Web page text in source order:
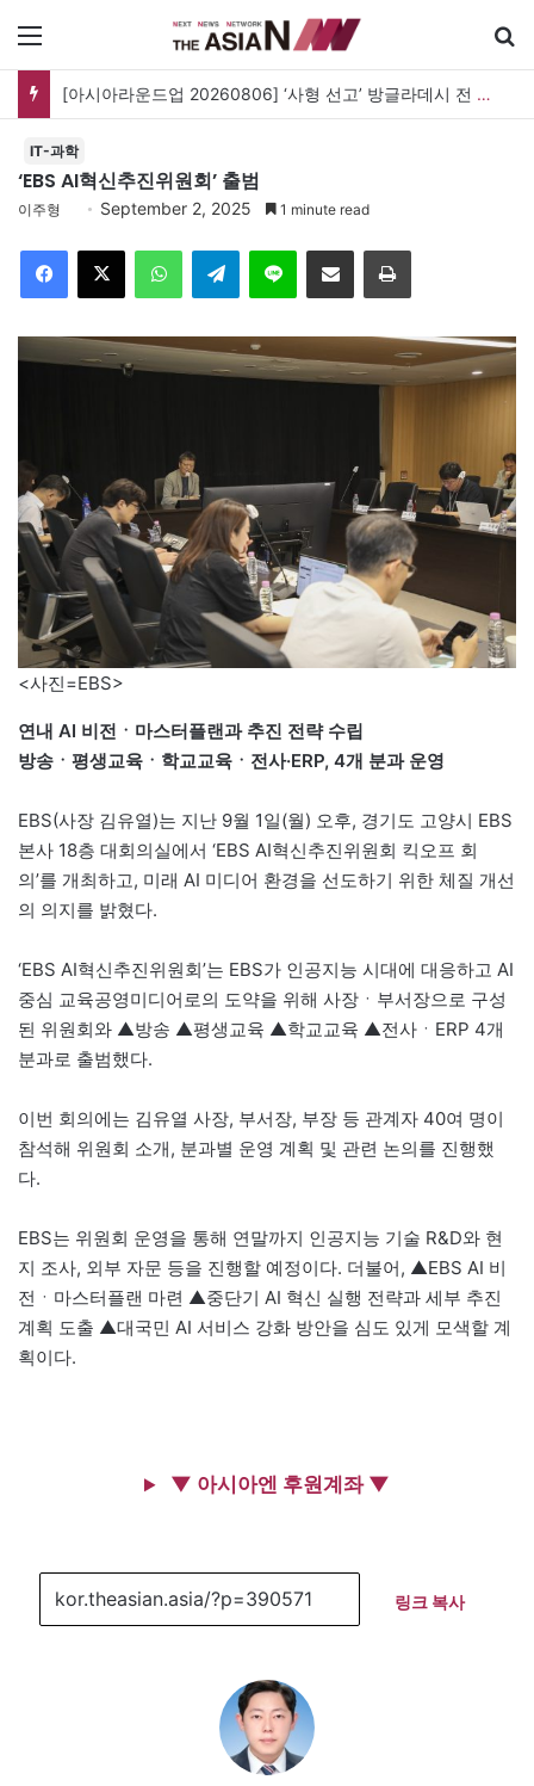
메뉴
[아시아라운드업 20260806] ‘사형 선고’ 방글라데시 전 총리, 도피국 인도서 연설
IT-과학
‘EBS AI혁신추진위원회’ 출범
이주형 September 2, 2025 1 minute read
Facebook
X WhatsAppTelegramLine 이메일 인쇄
<사진=EBS>
연내 AI 비전ㆍ마스터플랜과 추진 전략 수립
방송ㆍ평생교육ㆍ학교교육ㆍ전사·ERP, 4개 분과 운영
EBS(사장 김유열)는 지난 9월 1일(월) 오후, 경기도 고양시 EBS
본사 18층 대회의실에서 ‘EBS AI혁신추진위원회 킥오프 회
의’를 개최하고, 미래 AI 미디어 환경을 선도하기 위한 체질 개선
의 의지를 밝혔다.
‘EBS AI혁신추진위원회’는 EBS가 인공지능 시대에 대응하고 AI
중심 교육공영미디어로의 도약을 위해 사장ㆍ부서장으로 구성
된 위원회와 ▲방송 ▲평생교육 ▲학교교육 ▲전사ㆍERP 4개
분과로 출범했다.
이번 회의에는 김유열 사장, 부서장, 부장 등 관계자 40여 명이
참석해 위원회 소개, 분과별 운영 계획 및 관련 논의를 진행했
다.
EBS는 위원회 운영을 통해 연말까지 인공지능 기술 R&D와 현
지 조사, 외부 자문 등을 진행할 예정이다. 더불어, ▲EBS AI 비
전ㆍ마스터플랜 마련 ▲중단기 AI 혁신 실행 전략과 세부 추진
계획 도출 ▲대국민 AI 서비스 강화 방안을 심도 있게 모색할 계
획이다.
▼ 아시아엔 후원계좌 ▼
링크 복사